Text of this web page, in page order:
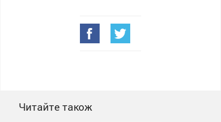
Читайте також